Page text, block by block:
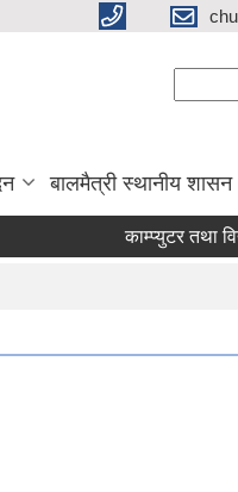
बालमैत्री स्थानीय शासन
काम्प्युटर तथा